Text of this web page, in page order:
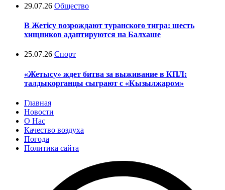
29.07.26 Общество
В Жетісу возрождают туранского тигра: шесть
хищников адаптируются на Балхаше
25.07.26 Спорт
«Жетысу» ждет битва за выживание в КПЛ:
талдыкорганцы сыграют с «Кызылжаром»
Главная
Новости
О Нас
Качество воздуха
Погода
Политика сайта